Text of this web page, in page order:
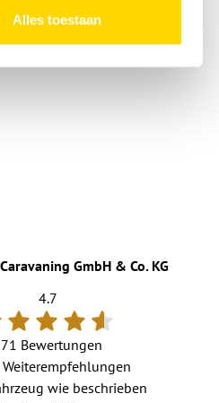
Alles toestaan
op.
GmbH & Co. KG
4.7
Bewertungen
Weiterempfehlungen
wie beschrieben